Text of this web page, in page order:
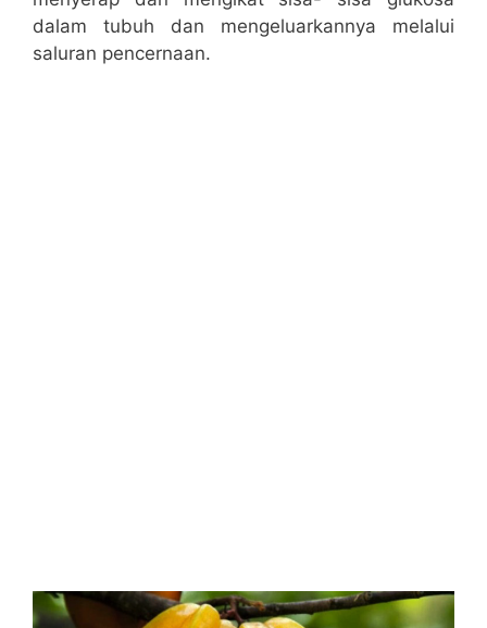
dalam tubuh dan mengeluarkannya melalui
saluran pencernaan.